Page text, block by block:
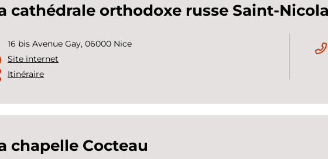
cathédrale orthodoxe russe Saint-
16 bis Avenue Gay, 06000 Nice
Site internet
Itinéraire
chapelle Cocteau